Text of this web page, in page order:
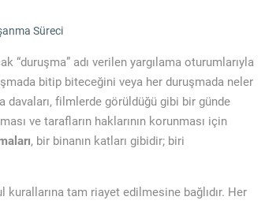
Süreci
“duruşma” adı verilen yargılama oturumlarıyla
bitip biteceğini veya her duruşmada neler
filmlerde görüldüğü gibi bir günde
ve tarafların haklarının korunması için
, bir binanın katları gibidir; biri
kurallarına tam riayet edilmesine bağlıdır. Her